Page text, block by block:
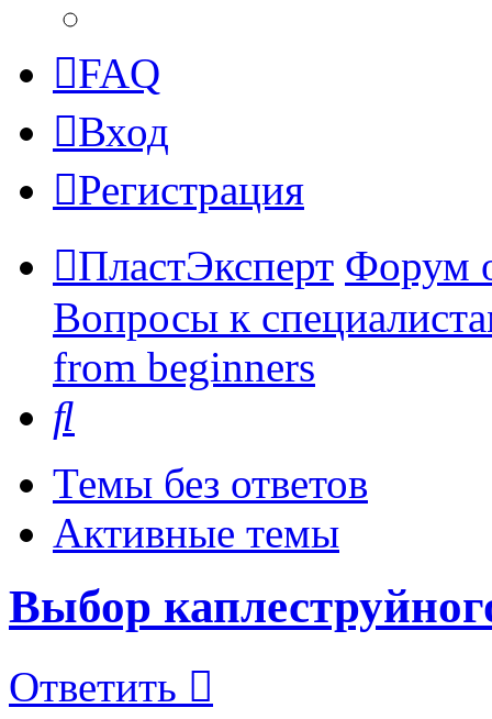
FAQ
Вход
Регистрация
ПластЭксперт Форум
Вопросы к
from beginners
Темы без ответов
Активные темы
Выбор
Ответить